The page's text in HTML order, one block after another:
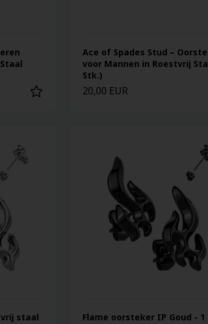
Ace of Spades Stud –
voor Mannen in Roestvrij
Stk.)
20,00 EUR
staal
Flame oorsteker IP Goud -